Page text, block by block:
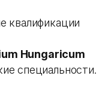
Hungaricum
специальности.